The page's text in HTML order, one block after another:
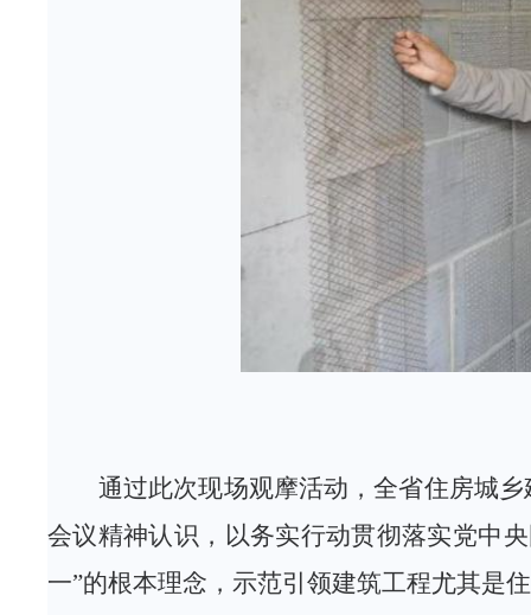
通过此次现场观摩活动，全省住房城
会议精神认识，以务实行动贯彻落实党中
一”的根本理念，示范引领建筑工程尤其是